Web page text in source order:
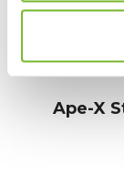
Ape-X